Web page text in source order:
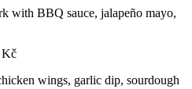
with BBQ sauce, jalapeño mayo,
Kč
wings, garlic dip, sourdough